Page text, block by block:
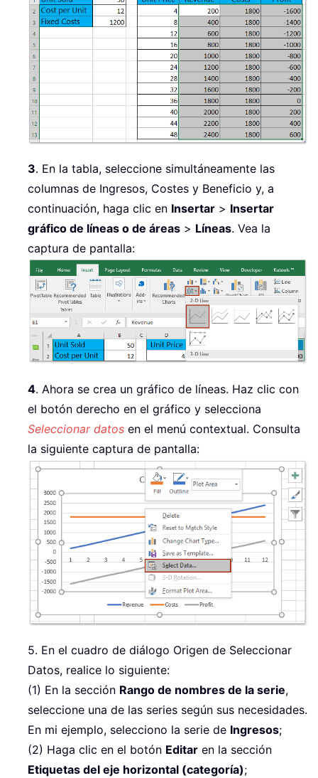
3. En la tabla, seleccione simultáneamente las
columnas de Ingresos, Costes y Beneficio y, a
continuación, haga clic en Insertar > Insertar
gráfico de líneas o de áreas > Líneas. Vea la
captura de pantalla:
4. Ahora se crea un gráfico de líneas. Haz clic con
el botón derecho en el gráfico y selecciona
Seleccionar datos en el menú contextual. Consulta
la siguiente captura de pantalla:
5. En el cuadro de diálogo Origen de Seleccionar
Datos, realice lo siguiente:
(1) En la sección Rango de nombres de la serie,
seleccione una de las series según sus necesidades.
En mi ejemplo, selecciono la serie de Ingresos;
(2) Haga clic en el botón Editar en la sección
Etiquetas del eje horizontal (categoría);